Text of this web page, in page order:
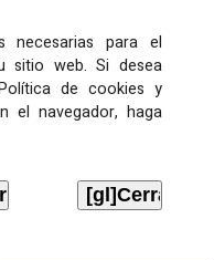
necesarias para el
sitio web. Si desea
de cookies y
el navegador, haga